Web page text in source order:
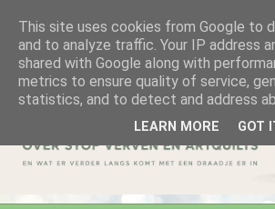
This site uses cookies from Google to
and to analyze traffic. Your IP address
shared with Google along with
metrics to ensure quality of service,
statistics, and to detect and address
LEARN MORE GOT